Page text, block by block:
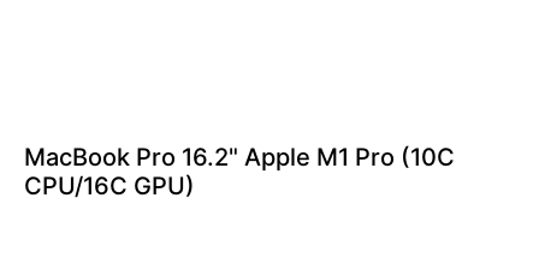
MacBook Pro 16.2" Apple M1 Pro (10C
CPU/16C GPU)